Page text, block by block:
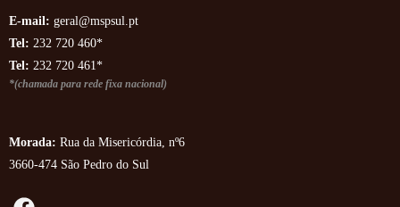
E-mail: geral@mspsul.pt
Tel: 232 720 460*
Tel: 232 720 461*
*(chamada para rede fixa nacional)
Morada: Rua da Misericórdia, nº6
3660-474 São Pedro do Sul